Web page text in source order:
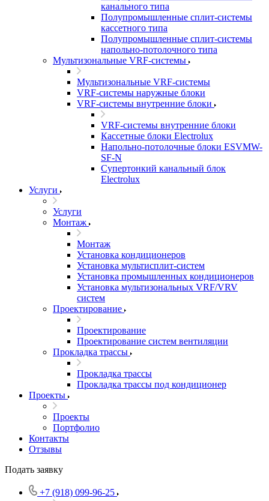
канального типа
Полупромышленные сплит-системы
кассетного типа
Полупромышленные сплит-системы
напольно-потолочного типа
Мультизональные VRF-системы
Мультизональные VRF-системы
VRF-системы наружные блоки
VRF-системы внутренние блоки
VRF-системы внутренние блоки
Кассетные блоки Electrolux
Напольно-потолочные блоки ESVMW-
SF-N
Супертонкий канальный блок
Electrolux
Услуги
Услуги
Монтаж
Монтаж
Установка кондиционеров
Установка мультисплит-систем
Установка промышленных кондиционеров
Установка мультизональных VRF/VRV
систем
Проектирование
Проектирование
Проектирование систем вентиляции
Прокладка трассы
Прокладка трассы
Прокладка трассы под кондиционер
Проекты
Проекты
Портфолио
Контакты
Отзывы
Подать заявку
+7 (918) 099-96-25